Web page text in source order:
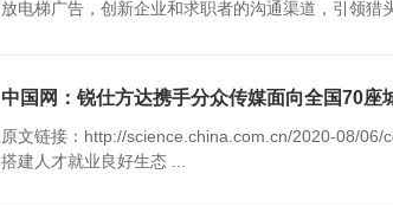
放电梯广告，创新企业和求职者的沟通渠道，引领猎
中国网：锐仕方达携手分众传媒面向全国70座
原文链接：http://science.china.com.cn/2020-08/
搭建人才就业良好生态 ...